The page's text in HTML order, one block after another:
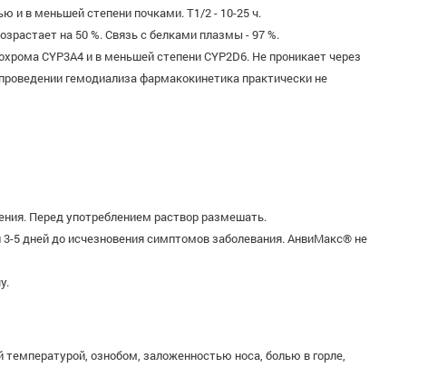
и в меньшей степени почками. T1/2 - 10-25 ч.
на 50 %. Связь с белками плазмы - 97 %.
CYP3A4 и в меньшей степени CYP2D6. Не проникает через
гемодиализа фармакокинетика практически не
Перед употреблением раствор размешать.
5 дней до исчезновения симптомов заболевания. АнвиМакс® не
ознобом, заложенностью носа, болью в горле,